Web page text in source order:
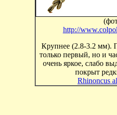
http://
Крупнее (2.8-3.2 мм).
только первый, но и
очень яркое, слабо
покрыт
Rhinoncus